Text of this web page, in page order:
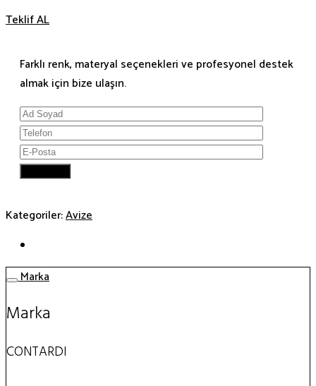
Teklif AL
Farklı renk, materyal seçenekleri ve profesyonel destek
almak için bize ulaşın.
Kategoriler:Avize
Marka
Marka
CONTARDI